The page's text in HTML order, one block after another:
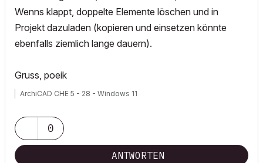
Wenns klappt, doppelte Elemente löschen und in
Projekt dazuladen (kopieren und einsetzen könnte
ebenfalls ziemlich lange dauern).
Gruss, poeik
ArchiCAD CHE 5 - 28 - Windows 11
0
ANTWORTEN